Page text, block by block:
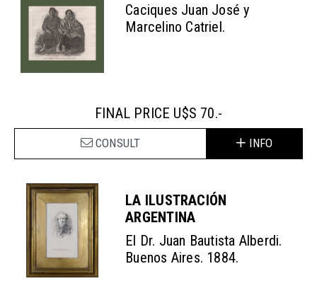
Caciques Juan José y
Marcelino Catriel.
FINAL PRICE U$S 70.-
CONSULT INFO
LA ILUSTRACIÓN
ARGENTINA
El Dr. Juan Bautista Alberdi.
Buenos Aires. 1884.